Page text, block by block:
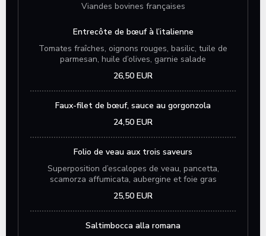
Viandes bovines françaises
Entrecôte de bœuf à l’italienne
Tomates fraîches, oignons rouges, basilic, tuile de
parmesan, huile d’olives, garnie salade
26,50 EUR
Faux-filet de bœuf, sauce au gorgonzola
24,50 EUR
Folio de veau aux trois saveurs
Superposition d’escalopes de veau, pancetta,
scamorza affumicata, aubergine et foie gras
25,50 EUR
Saltimbocca alla romana